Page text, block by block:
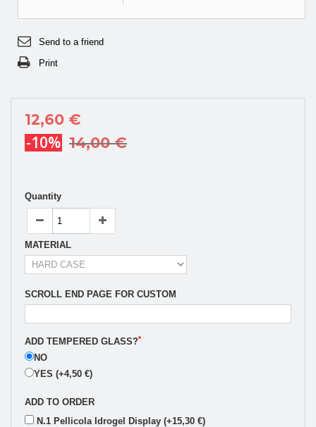
Send to a friend
Print
12,60 €
-10% 14,00 €
Quantity
MATERIAL
SCROLL END PAGE FOR CUSTOM
ADD TEMPERED GLASS?*
NO
YES (+4,50 €)
ADD TO ORDER
N.1 Pellicola Idrogel Display (+15,30 €)